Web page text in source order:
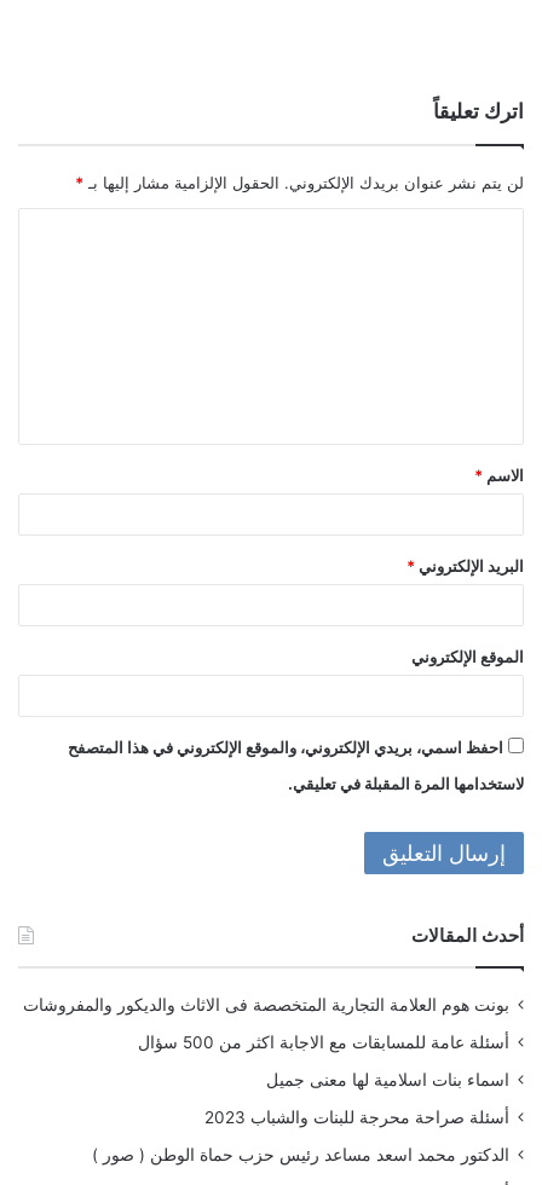
اترك تعليقاً
لن يتم نشر عنوان بريدك الإلكتروني. الحقول الإلزامية مشار إليها بـ *
ق
*
الاسم *
البريد الإلكتروني *
الموقع الإلكتروني
احفظ اسمي، بريدي الإلكتروني، والموقع الإلكتروني في هذا المتصفح
لاستخدامها المرة المقبلة في تعليقي.
أحدث المقالات
بونت هوم العلامة التجارية المتخصصة فى الاثاث والديكور والمفروشات
أسئلة عامة للمسابقات مع الاجابة اكثر من 500 سؤال
اسماء بنات اسلامية لها معنى جميل
أسئلة صراحة محرجة للبنات والشباب 2023
الدكتور محمد اسعد مساعد رئيس حزب حماة الوطن ( صور )